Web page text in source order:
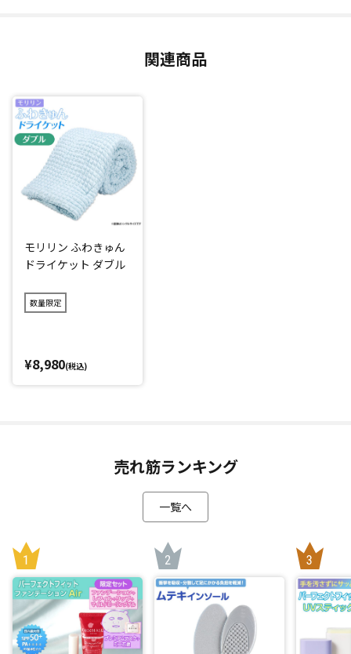
熱気を放熱してくれます。さらに、触り心地もさらさらして
ご家庭の洗濯機で丸洗いが可能！(※洗濯の際は洗濯ネットを
ご使用ください。)
汚れや臭いが気になっても手軽にお手入れできるので、いつ
でも清潔にお使いいただけます。
*1：一般財団法人 ボーケン品質評価機構東京試験センター調
べ
ター調べ
関連商品
モリリン ふわきゅん
ドライケット ダブル
数量限定
¥8,980(税込)
売れ筋ランキング
一覧へ